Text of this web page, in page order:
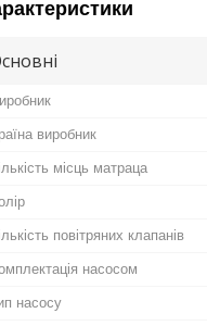
виробник
місць матраца
повітряних клапанів
насосом
насосу